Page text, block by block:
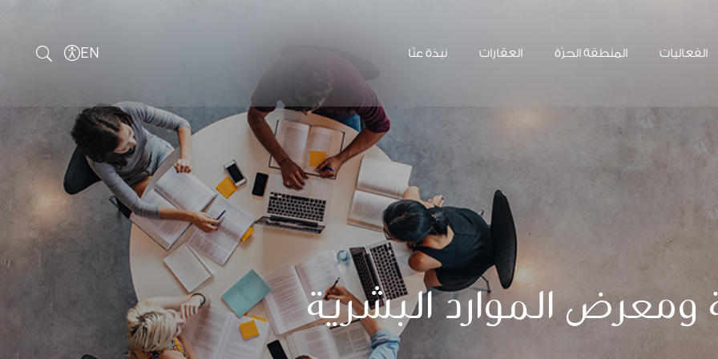
الفعاليات المنطقة الحرّة العقارات نبذة عنّا EN
ومعرض الموارد البشرية